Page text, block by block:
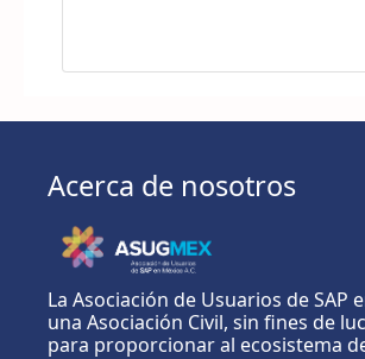
Acerca de nosotros
La Asociación de Usuarios de SAP
una Asociación Civil, sin fines de
para proporcionar al ecosistema de